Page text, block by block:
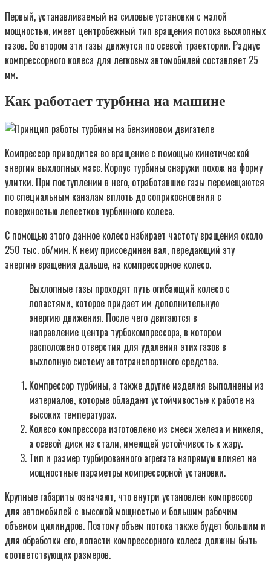
Первый, устанавливаемый на силовые установки с малой
мощностью, имеет центробежный тип вращения потока выхлопных
газов. Во втором эти газы движутся по осевой траектории. Радиус
компрессорного колеса для легковых автомобилей составляет 25
мм.
Как работает турбина на машине
Компрессор приводится во вращение с помощью кинетической
энергии выхлопных масс. Корпус турбины снаружи похож на форму
улитки. При поступлении в него, отработавшие газы перемещаются
по специальным каналам вплоть до соприкосновения с
поверхностью лепестков турбинного колеса.
С помощью этого данное колесо набирает частоту вращения около
250 тыс. об/мин. К нему присоединен вал, передающий эту
энергию вращения дальше, на компрессорное колесо.
Выхлопные газы проходят путь огибающий колесо с
лопастями, которое придает им дополнительную
энергию движения. После чего двигаются в
направление центра турбокомпрессора, в котором
расположено отверстия для удаления этих газов в
выхлопную систему автотранспортного средства.
Компрессор турбины, а также другие изделия выполнены из
материалов, которые обладают устойчивостью к работе на
высоких температурах.
Колесо компрессора изготовлено из смеси железа и никеля,
а осевой диск из стали, имеющей устойчивость к жару.
Тип и размер турбированного агрегата напрямую влияет на
мощностные параметры компрессорной установки.
Крупные габариты означают, что внутри установлен компрессор
для автомобилей с высокой мощностью и большим рабочим
объемом цилиндров. Поэтому объем потока также будет большим и
для обработки его, лопасти компрессорного колеса должны быть
соответствующих размеров.